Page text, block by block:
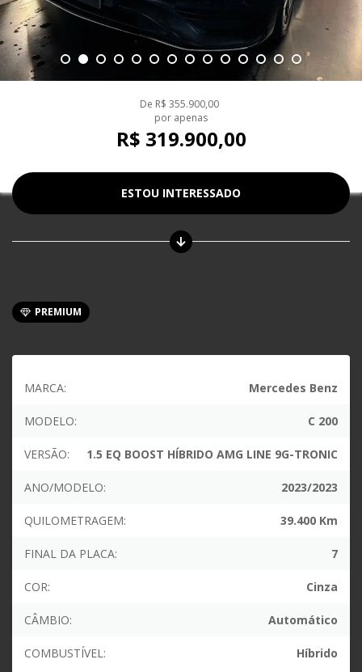
De R$ 355.900,00
por apenas
R$ 319.900,00
ESTOU INTERESSADO
PREMIUM
MARCA: Mercedes Benz
MODELO: C 200
VERSÃO: 1.5 EQ BOOST HÍBRIDO AMG LINE 9G-TRONIC
ANO/MODELO: 2023/2023
QUILOMETRAGEM: 39.400 Km
FINAL DA PLACA: 7
COR: Cinza
CÂMBIO: Automático
COMBUSTÍVEL: Híbrido